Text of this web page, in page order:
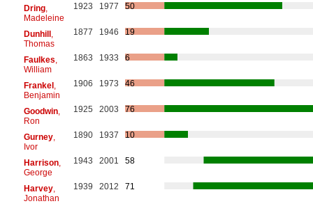
Dring,
Madeleine
1923 1977 50
Dunhill,
Thomas
1877 1946 19
Faulkes
William
1863 1933 6
Frankel,
Benjamin
1906 1973 46
Goodwin,
Ron
1925 2003 76
Gurney,
Ivor
1890 1937 10
Harrison,
George
1943 2001 58
Harvey,
Jonathan
1939 2012 71